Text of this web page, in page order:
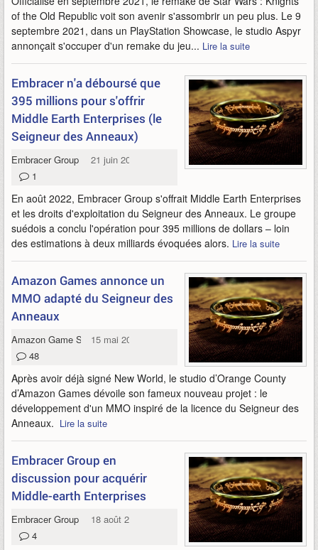
of the Old Republic voit son avenir s'assombrir un peu plus. Le 9
septembre 2021, dans un PlayStation Showcase, le studio Aspyr
annonçait s'occuper d'un remake du jeu... Lire la suite
Embracer n'a déboursé que
395 millions pour s'offrir
Middle Earth Enterprises (le
Seigneur des Anneaux)
Embracer Group
21 juin 2023
1
En août 2022, Embracer Group s'offrait Middle Earth Enterprises
et les droits d'exploitation du Seigneur des Anneaux. Le groupe
suédois a conclu l'opération pour 395 millions de dollars – loin
des estimations à deux milliards évoquées alors. Lire la suite
Amazon Games annonce un
MMO adapté du Seigneur des
Anneaux
Amazon Game Studios15 mai 2023
48
Après avoir déjà signé New World, le studio d’Orange County
d’Amazon Games dévoile son fameux nouveau projet : le
développement d'un MMO inspiré de la licence du Seigneur des
Anneaux. Lire la suite
Embracer Group en
discussion pour acquérir
Middle-earth Enterprises
Embracer Group
18 août 2022
4